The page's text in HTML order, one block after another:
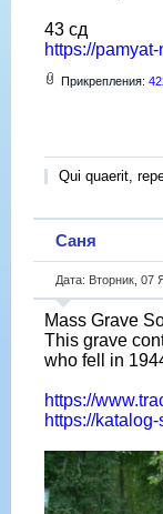
43 сд
https://
Прикрепления:
Qui quaerit,
Саня
Дата: Вторник, 07
Mass Grave
This grave
who fell in
https://
https://